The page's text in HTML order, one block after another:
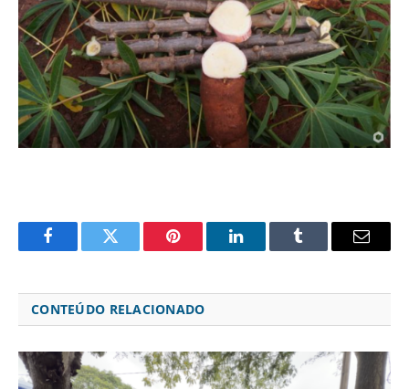
FacebookTwitter Pinterest LinkedInTumblr Email
CONTEÚDO RELACIONADO